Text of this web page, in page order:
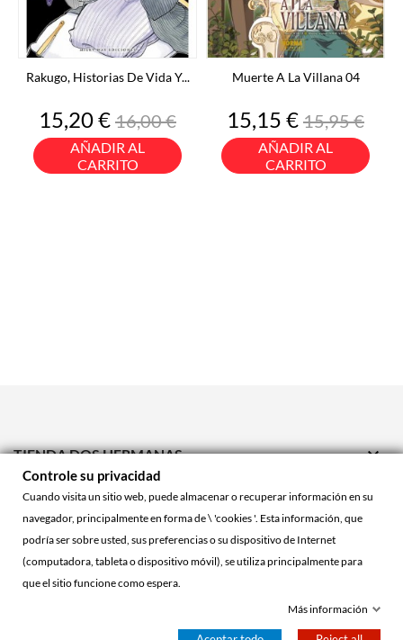
Rakugo, Historias De Vida Y...
Precio
15,20 €Precio
base
16,00 €
AÑADIR AL
CARRITO
Muerte A La Villana 04
Precio
15,15 €Precio
base
15,95 €
AÑADIR AL
CARRITO
TIENDA DOS HERMANAS 
TIENDA ONLINE 
ACCOUNT
Controle su privacidad
Cuando visita un sitio web, puede almacenar o recuperar información en su
navegador, principalmente en forma de \ 'cookies '. Esta información, que
podría ser sobre usted, sus preferencias o su dispositivo de Internet
(computadora, tableta o dispositivo móvil), se utiliza principalmente para
que el sitio funcione como espera.
Más información